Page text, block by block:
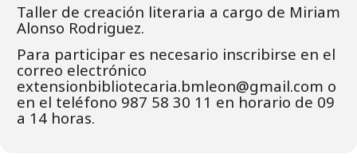
Taller de creación literaria a cargo de Miriam
Alonso Rodriguez.
Para participar es necesario inscribirse en el
correo electrónico
extensionbibliotecaria.bmleon@gmail.com o
en el teléfono 987 58 30 11 en horario de 09
a 14 horas.